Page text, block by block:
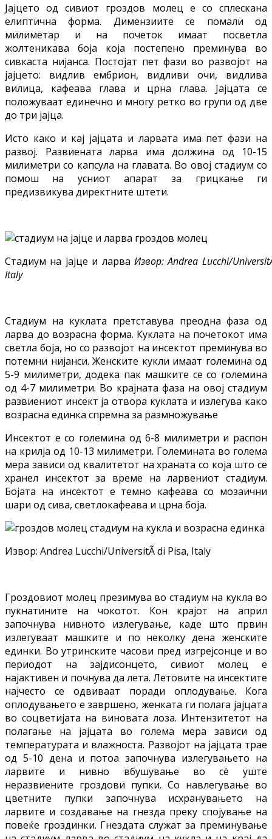
Јајцето од сивиот гроздов молец е со сплескана
елиптична форма. Димензиите се помали од
милиметар и на почеток имаат посветла
жолтеникава боја која постепено преминува во
сивкаста нијанса. Постојат пет фази во развојот на
јајцето: видлив ембрион, видливи очи, видлива
вилица, кафеава глава и црна глава. Јајцата се
положуваат единечно и многу ретко во групи од две
до три јајца.
Исто како и кај јајцата и ларвата има пет фази на
развој. Развиената ларва има должина од 10-15
милиметри со капсула на главата. Во овој стадиум со
помош на усниот апарат за грицкање ги
предизвикува директните штети.
Стадиум на јајце и ларва Извор: Andrea Lucchi/
Italy
Стадиум на куклата претставува преодна фаза од
ларва до возрасна форма. Куклата на почетокот има
светла боја, но со развојот на инсектот преминува во
потемни нијанси. Женските кукли имаат големина од
5-9 милиметри, додека пак машките се со големина
од 4-7 милиметри. Во крајната фаза на овој стадиум
развиениот инсект ја отвора куклата и излегува како
возрасна единка спремна за размножување
Инсектот е со големина од 6-8 милиметри и распон
на крилја од 10-13 милиметри. Големината во голема
мера зависи од квалитетот на храната со која што се
хранел инсектот за време на ларвениот стадиум.
Бојата на инсектот е темно кафеава со мозаични
шари од сива, светлокафеава и црна боја.
Извор: Andrea Lucchi/UniversitÃ di Pisa, Italy
Гроздовиот молец презимува во стадиум на кукла во
пукнатините на чокотот. Кон крајот на април
започнува нивното излегување, каде што првин
излегуваат машките и по неколку дена женските
единки. Во утринските часови пред изгрејсонце и во
периодот на зајдисонцето, сивиот молец е
најактивен и почнува да лета. Летовите на инсектите
најчесто се одвиваат поради оплодување. Кога
оплодувањето е завршено, женката ги полага јајцата
во соцветијата на виновата лоза. Интензитетот на
полагање на јајцата во голема мера зависи од
температурата и влажноста. Развојот на јајцата трае
од 5-10 дена и потоа започнува излегувањето на
ларвите и нивно вбушување во сè уште
неразвиените гроздови пупки. Со навлегување во
цветните пупки започнува исхранувањето на
ларвите и создавање на гнезда преку спојување на
повеќе гроздинки. Гнездата служат за преминување